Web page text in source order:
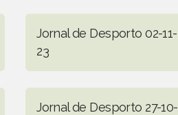
Jornal de Desporto 02-11-
23
Jornal de Desporto 27-10-